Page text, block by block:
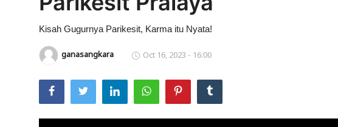
Desa Adat
Kearifan lokal
Alam Bali
Kisah Gugurnya Parikesit, Karma itu Nyata!
ganasangkara Oct 16, 2023 - 16:00